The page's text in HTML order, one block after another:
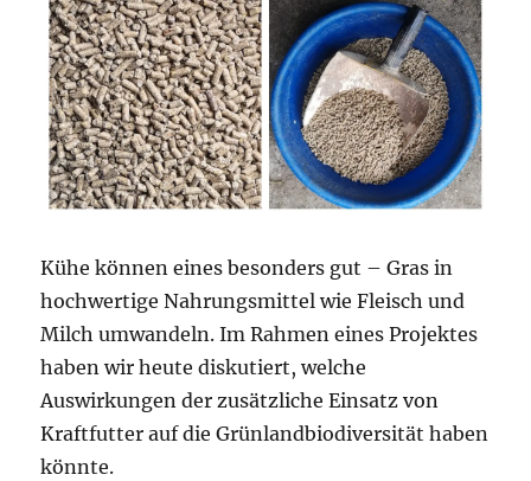
Kühe können eines besonders gut – Gras in
hochwertige Nahrungsmittel wie Fleisch und
Milch umwandeln. Im Rahmen eines Projektes
haben wir heute diskutiert, welche
Auswirkungen der zusätzliche Einsatz von
Kraftfutter auf die Grünlandbiodiversität haben
könnte.